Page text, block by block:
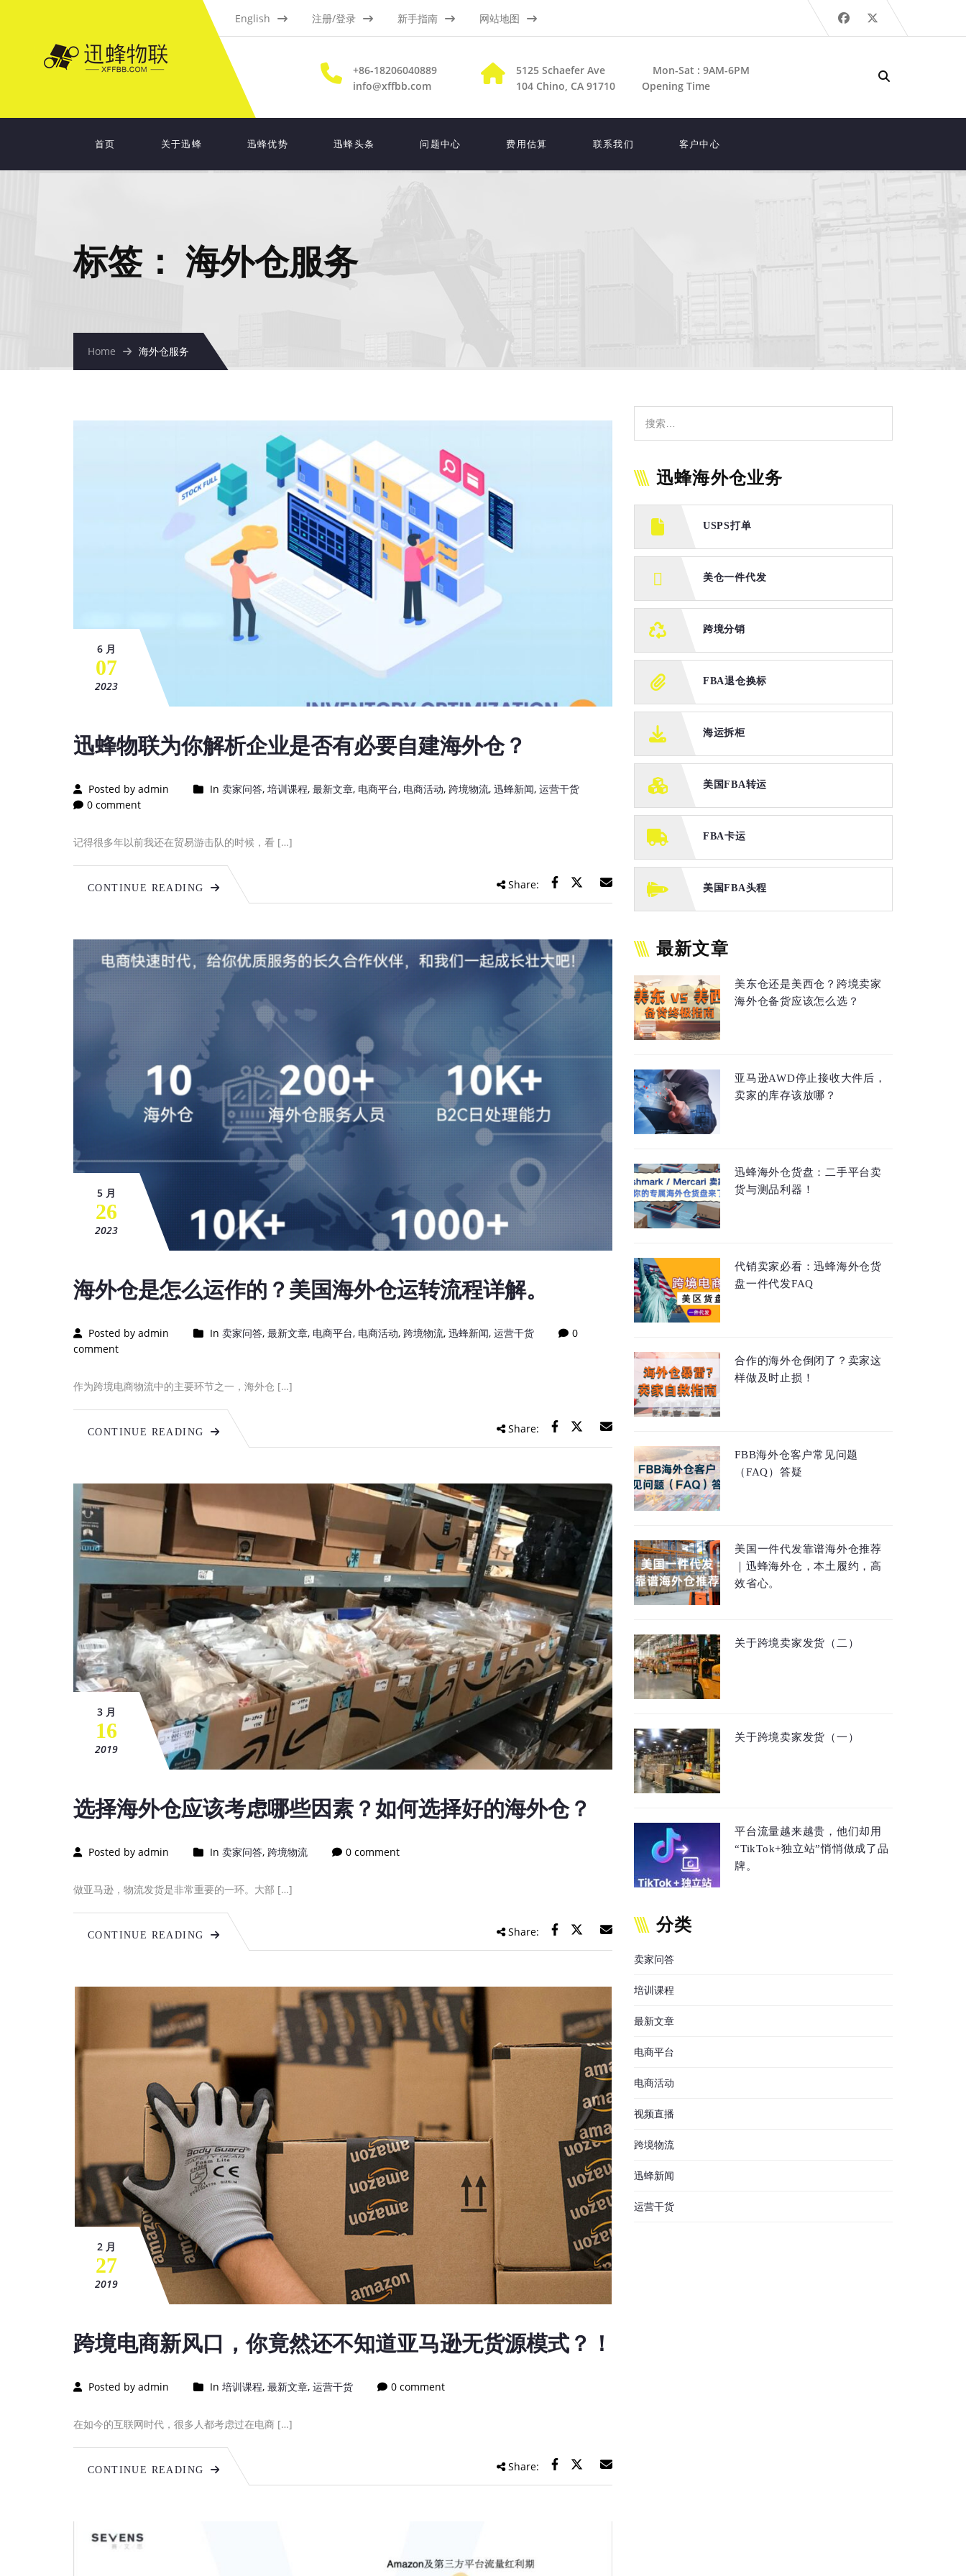
English 注册/登录 新手指南 网站地图
+86-18206040889
info@xffbb.com
5125 Schaefer Ave
104 Chino, CA 91710
Mon-Sat : 9AM-6PM
Opening Time
首页 关于迅蜂 迅蜂优势 迅蜂头条 问题中心 费用估算 联系我们 客户中心
标签： 海外仓服务
Home 海外仓服务
6 月
07
2023
迅蜂物联为你解析企业是否有必要自建海外仓？
Posted by admin In 卖家问答, 培训课程, 最新文章, 电商平台, 电商活动, 跨境物流, 迅蜂新闻, 运营干货
0 comment
记得很多年以前我还在贸易游击队的时候，看 […]
CONTINUE READING Share:
5 月
26
2023
海外仓是怎么运作的？美国海外仓运转流程详解。
Posted by admin In 卖家问答, 最新文章, 电商平台, 电商活动, 跨境物流, 迅蜂新闻, 运营干货
0
comment
作为跨境电商物流中的主要环节之一，海外仓 […]
CONTINUE READING Share:
3 月
16
2019
选择海外仓应该考虑哪些因素？如何选择好的海外仓？
Posted by admin In 卖家问答, 跨境物流 0 comment
做亚马逊，物流发货是非常重要的一环。大部 […]
CONTINUE READING Share:
2 月
27
2019
跨境电商新风口，你竟然还不知道亚马逊无货源模式？！
Posted by admin In 培训课程, 最新文章, 运营干货 0 comment
在如今的互联网时代，很多人都考虑过在电商 […]
CONTINUE READING Share:
迅蜂海外仓业务
USPS打单
美仓一件代发
跨境分销
FBA退仓换标
海运拆柜
美国FBA转运
FBA卡运
美国FBA头程
最新文章
美东仓还是美西仓？跨境卖家
海外仓备货应该怎么选？
亚马逊AWD停止接收大件后，
卖家的库存该放哪？
迅蜂海外仓货盘：二手平台卖
货与测品利器！
代销卖家必看：迅蜂海外仓货
盘一件代发FAQ
合作的海外仓倒闭了？卖家这
样做及时止损！
FBB海外仓客户常见问题
（FAQ）答疑
美国一件代发靠谱海外仓推荐
｜迅蜂海外仓，本土履约，高
效省心。
关于跨境卖家发货（二）
关于跨境卖家发货（一）
平台流量越来越贵，他们却用
“TikTok+独立站”悄悄做成了品
牌。
分类
卖家问答
培训课程
最新文章
电商平台
电商活动
视频直播
跨境物流
迅蜂新闻
运营干货